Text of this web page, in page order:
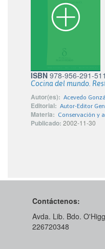
ISBN 978-956-291-
Cocina del mundo.
Autor(es): Acevedo
Editorial: Autor-Editor
Materia: Conservación y
Publicado: 2002-11-30
Contáctenos:
Avda. Lib. Bdo.
226720348